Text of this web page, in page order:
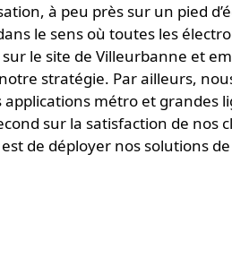
à peu près sur un pied
le sens où toutes les
le site de Villeurbanne et
stratégie. Par ailleurs,
métro et grandes
sur la satisfaction de nos
de déployer nos solutions de